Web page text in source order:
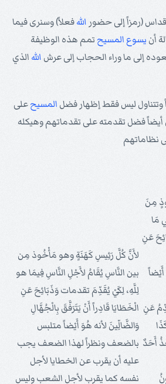
اللهفعلاً) وسنرى فيما
أن يسوع المسيح تمم هذه الوظيفة
إلى ما وراء الحجاب إلى عرش الله الذي
وتتناول ليس فقط إظهار فضل المسيحعلى
أيضاً فضل تقدمته على تقدماتهم وهيكله
نظاماتهم
مِنَ
مَا
عَنِ
عَنِ
أَحَدٌ
لأَنَّ كُلَّ رَئِيسِ كَهَنَةٍ وهو مَأْخُوذ مِن
بين النَّاسِ يُقَامُ لأَجْلِ النَّاسِ فِيمَا هو
لِلَّهِ، لِكَيْ يُقَدِّمَ تقدمات وَذَبَائِحَ عَنِ
الْخَطَايَا قَادِراً أَنْ يَتَرَفَّقَ بِالْجُهَّالِ
وَالضَّالِّينَ لأنه هُوَ أَيْضاً متلبس
بالضعف ونظراً لهذا الضعف يجب
عليه أن يقرب عن الخطايا لأجل
نفسه كما يقرب لأجل الشعب وليس